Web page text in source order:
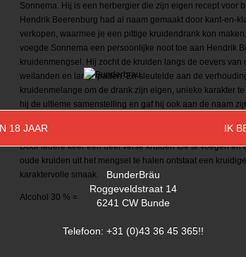
Sonnema. Hij is een herbergier die zijn eigen recept voor
Hendrik Beerenburg had al naam gemaakt door kant-en-
verkopen, waarmee je een pittige kruidendrank kon
voegde Sonnema een persoonlijke noot toe aan Hendrik
kruidenmengsel. Hij zocht de kruiden langs de oevers van
weilanden en langs paden. En sleutelde aan de
kruidenmelange om de drank zijn eigen, unieke karakter
hij de ultieme samenstelling en gaf hij ook aan de naam
al die jaren niks veranderd. Sonnema trekt de kruiden nog
Door iedere keer een deel verse kruiden toe te voegen en
oude kruiden uit het mengsel te halen ontstaat een
karaktervolle smaak.
Alcohol 30 % =
18 JAAR IK
BunderBräu
Roggeveldstraat 14
6241 CW Bunde
Telefoon: +31 (0)43 36 45 365!!